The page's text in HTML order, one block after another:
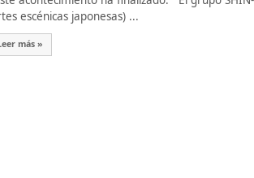
escénicas japonesas) ...
más »